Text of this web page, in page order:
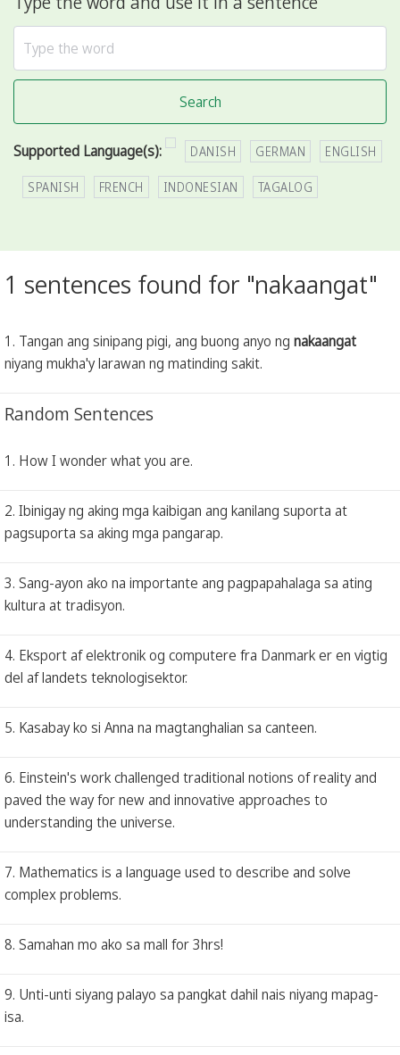
Search
Supported Language(s): DANISH GERMAN ENGLISH
SPANISH FRENCH INDONESIAN TAGALOG
1 sentences found for "nakaangat"
1. Tangan ang sinipang pigi, ang buong anyo ng nakaangat
niyang mukha'y larawan ng matinding sakit.
Random Sentences
1. How I wonder what you are.
2. Ibinigay ng aking mga kaibigan ang kanilang suporta at
pagsuporta sa aking mga pangarap.
3. Sang-ayon ako na importante ang pagpapahalaga sa ating
kultura at tradisyon.
4. Eksport af elektronik og computere fra Danmark er en vigtig
del af landets teknologisektor.
5. Kasabay ko si Anna na magtanghalian sa canteen.
6. Einstein's work challenged traditional notions of reality and
paved the way for new and innovative approaches to
understanding the universe.
7. Mathematics is a language used to describe and solve
complex problems.
8. Samahan mo ako sa mall for 3hrs!
9. Unti-unti siyang palayo sa pangkat dahil nais niyang mapag-
isa.